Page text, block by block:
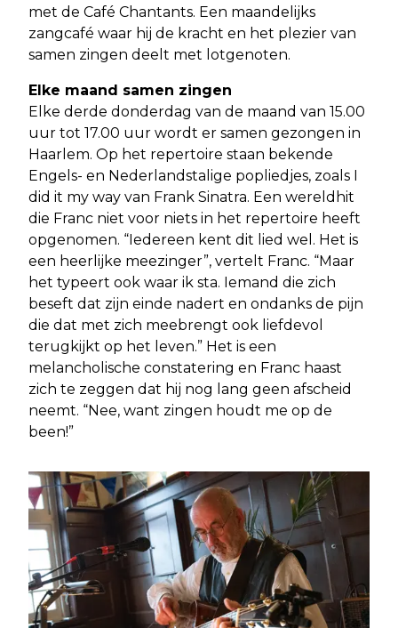
met de Café Chantants. Een maandelijks
zangcafé waar hij de kracht en het plezier van
samen zingen deelt met lotgenoten.
Elke maand samen zingen
Elke derde donderdag van de maand van 15.00
uur tot 17.00 uur wordt er samen gezongen in
Haarlem. Op het repertoire staan bekende
Engels- en Nederlandstalige popliedjes, zoals I
did it my way van Frank Sinatra. Een wereldhit
die Franc niet voor niets in het repertoire heeft
opgenomen. “Iedereen kent dit lied wel. Het is
een heerlijke meezinger”, vertelt Franc. “Maar
het typeert ook waar ik sta. Iemand die zich
beseft dat zijn einde nadert en ondanks de pijn
die dat met zich meebrengt ook liefdevol
terugkijkt op het leven.” Het is een
melancholische constatering en Franc haast
zich te zeggen dat hij nog lang geen afscheid
neemt. “Nee, want zingen houdt me op de
been!”